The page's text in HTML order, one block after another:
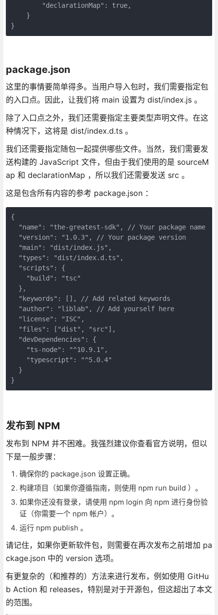
        "declarationMap": true,
    }
}
package.json
这里的事情要简单得多。当用户导入包时，我们需要指定包
的入口点。因此，让我们将 main 设置为 dist/index.js 。
除了入口点之外，我们还需要指定主要类型声明文件。在这
种情况下，这将是 dist/index.d.ts 。
我们还需要指定随包一起提供哪些文件。当然，我们需要发
送构建的 JavaScript 文件，但由于我们使用的是 sourceM
ap 和 declarationMap ，所以我们还需要发送 src 。
这是包含所有内容的参考 package.json ：
{
  "name": "the-greatest-sdk", // Your package name
  "version": "1.0.3", // Your package version
  "main": "dist/index.js",
  "types": "dist/index.d.ts",
  "scripts": {
    "build": "tsc"
  },
  "keywords": [], // Add related keywords
  "author": "liblab", // Add yourself here
  "license": "ISC",
  "files": ["dist", "src"],
  "devDependencies": {
    "ts-node": "^10.9.1",
    "typescript": "^5.0.4"
  }
}
发布到 NPM
发布到 NPM 并不困难。我强烈建议你查看官方说明，但以
下是一般步骤：
确保你的 package.json 设置正确。
构建项目（如果你遵循指南，则使用 npm run build ）。
如果你还没有登录，请使用 npm login 向 npm 进行身份验
证（你需要一个 npm 帐户）。
运行 npm publish 。
请记住，如果你更新软件包，则需要在再次发布之前增加 pa
ckage.json 中的 version 选项。
有更复杂的（和推荐的）方法来进行发布，例如使用 GitHu
b Action 和 releases，特别是对于开源包，但这超出了本文
的范围。